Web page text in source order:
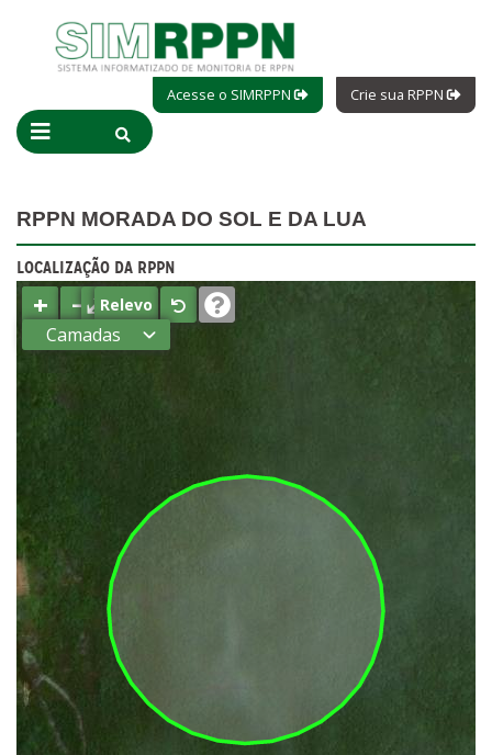
Acesse o SIMRPPN Crie sua RPPN
RPPN MORADA DO SOL E DA LUA
LOCALIZAÇÃO DA RPPN
+ −⤢Relevo
Camadas
Estados
Municípios
(FUNAI)
UC Federal
UC Estaduais
UC
Municipais
Hidrografia
1:1.000.000
(ANA)
Biomas
(IBGE)